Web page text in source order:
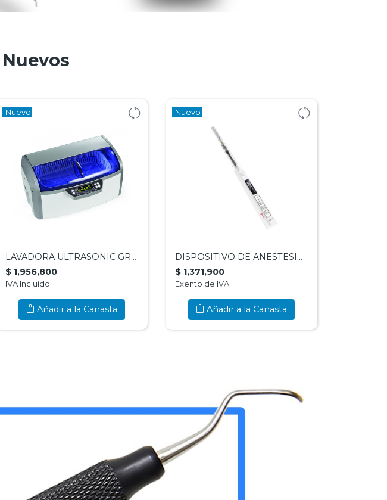
Nuevo
LAVADORA ULTRASONIC GRANDE - COXO
$ 1,956,800
IVA Incluído
Añadir a la Canasta
Nuevo
DISPOSITIVO DE ANESTESIA DENTAL STAR PEN - WOODPECKER
$ 1,371,900
Exento de IVA
Añadir a la Canasta